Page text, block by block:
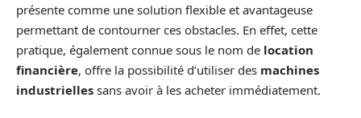
présente comme une solution flexible et avantageuse
permettant de contourner ces obstacles. En effet, cette
pratique, également connue sous le nom de location
financière, offre la possibilité d’utiliser des machines
industrielles sans avoir à les acheter immédiatement.